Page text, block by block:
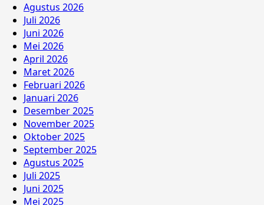
Agustus 2026
Juli 2026
Juni 2026
Mei 2026
April 2026
Maret 2026
Februari 2026
Januari 2026
Desember 2025
November 2025
Oktober 2025
September 2025
Agustus 2025
Juli 2025
Juni 2025
Mei 2025